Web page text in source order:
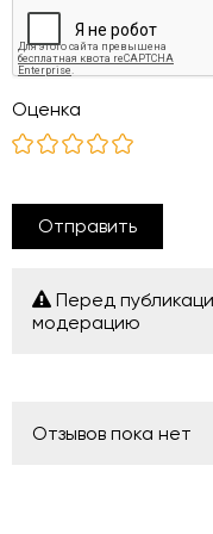
Оценка
Отправить
Перед
модерацию
Отзывов пока нет